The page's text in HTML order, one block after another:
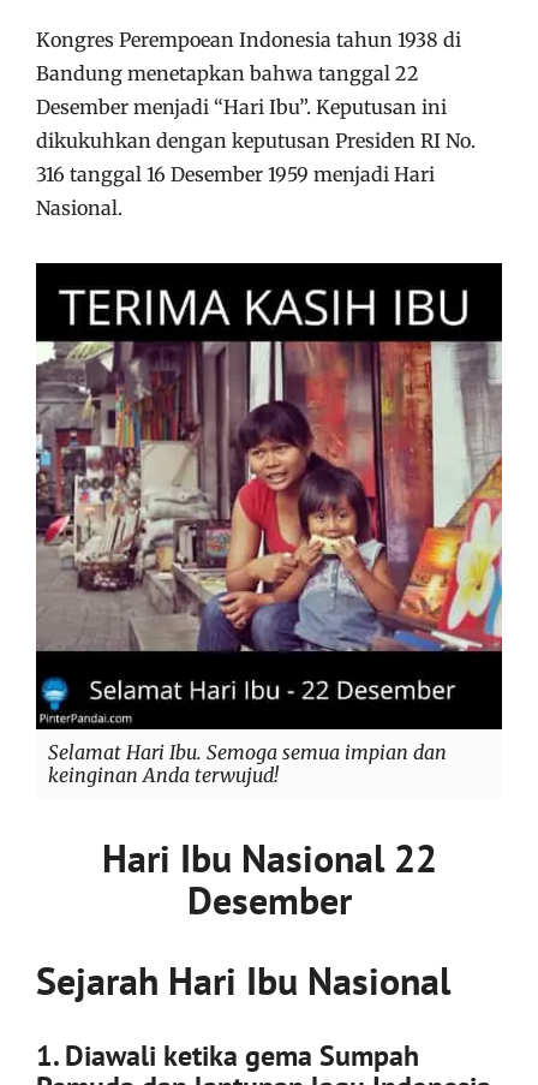
Kongres Perempoean Indonesia tahun 1938 di
Bandung menetapkan bahwa tanggal 22
Desember menjadi “Hari Ibu”. Keputusan ini
dikukuhkan dengan keputusan Presiden RI No.
316 tanggal 16 Desember 1959 menjadi Hari
Nasional.
Selamat Hari Ibu. Semoga semua impian dan
keinginan Anda terwujud!
Hari Ibu Nasional 22
Desember
Sejarah Hari Ibu Nasional
1. Diawali ketika gema Sumpah